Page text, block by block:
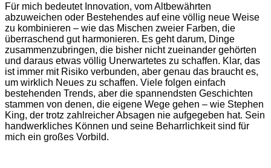
Für mich bedeutet Innovation, vom Altbewährten
abzuweichen oder Bestehendes auf eine völlig neue Weise
zu kombinieren – wie das Mischen zweier Farben, die
überraschend gut harmonieren. Es geht darum, Dinge
zusammenzubringen, die bisher nicht zueinander gehörten
und daraus etwas völlig Unerwartetes zu schaffen. Klar, das
ist immer mit Risiko verbunden, aber genau das braucht es,
um wirklich Neues zu schaffen. Viele folgen einfach
bestehenden Trends, aber die spannendsten Geschichten
stammen von denen, die eigene Wege gehen – wie Stephen
King, der trotz zahlreicher Absagen nie aufgegeben hat. Sein
handwerkliches Können und seine Beharrlichkeit sind für
mich ein großes Vorbild.